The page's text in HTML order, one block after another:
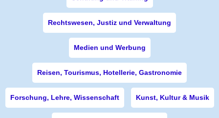
Rechtswesen, Justiz und Verwaltung
Medien und Werbung
Reisen, Tourismus, Hotellerie, Gastronomie
Forschung, Lehre, Wissenschaft Kunst, Kultur & Musik